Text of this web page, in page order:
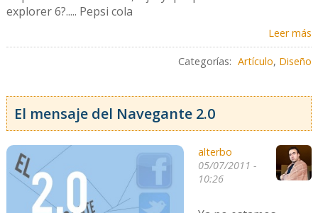
explorer 6?..... Pepsi cola
Leer más
Categorías: Artículo, Diseño
El mensaje del Navegante 2.0
alterbo
05/07/2011 -
10:26